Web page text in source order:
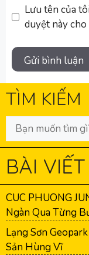
Lưu tên của
duyệt này
TÌM KIẾM
BÀI
CUC PHUONG
Ngàn Qua Từng
Lạng Sơn
Sản Hùng Vĩ